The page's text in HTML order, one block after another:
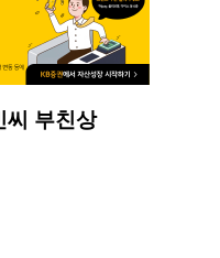
씨 부친상